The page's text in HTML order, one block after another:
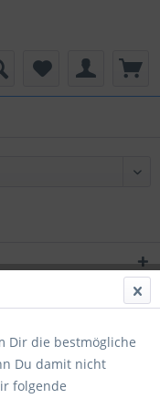
Dir die bestmögliche
Du damit nicht
folgende